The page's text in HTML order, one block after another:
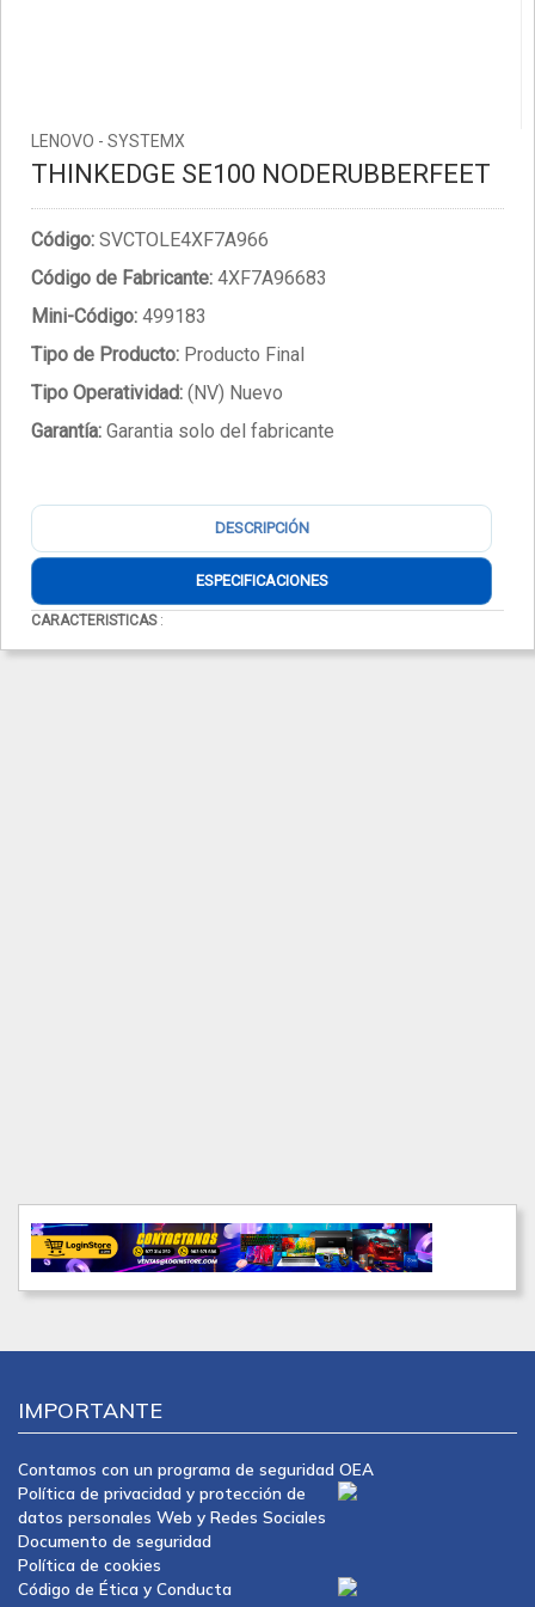
LENOVO - SYSTEMX
THINKEDGE SE100 NODERUBBERFEET
Código: SVCTOLE4XF7A966
Código de Fabricante: 4XF7A96683
Mini-Código: 499183
Tipo de Producto: Producto Final
Tipo Operatividad: (NV) Nuevo
Garantía: Garantia solo del fabricante
DESCRIPCIÓN
ESPECIFICACIONES
CARACTERISTICAS:
IMPORTANTE
Contamos con un programa de seguridad OEA
Política de privacidad y protección de
datos personales Web y Redes Sociales
Documento de seguridad
Política de cookies
Código de Ética y Conducta